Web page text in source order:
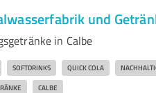
und
in Calbe
SOFTDRINKS QUICK COLA
CALBE